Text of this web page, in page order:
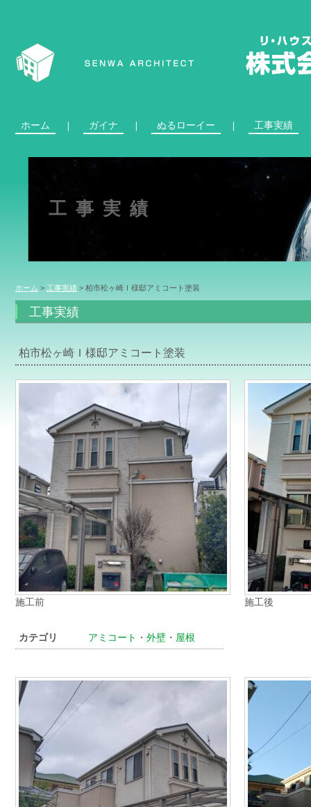
ホーム ガイナ ぬるローイー 工事実績
工事実績
ホーム > 工事実績 > 柏市松ヶ崎Ｉ様邸アミコート塗装
工事実績
柏市松ヶ崎Ｉ様邸アミコート塗装
施工前 施工後
カテゴリ アミコート ・ 外壁 ・ 屋根